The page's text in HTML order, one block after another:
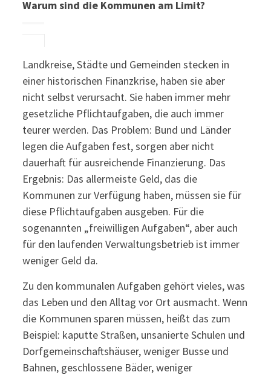
Warum sind die Kommunen am Limit?
Landkreise, Städte und Gemeinden stecken in
einer historischen Finanzkrise, haben sie aber
nicht selbst verursacht. Sie haben immer mehr
gesetzliche Pflichtaufgaben, die auch immer
teurer werden. Das Problem: Bund und Länder
legen die Aufgaben fest, sorgen aber nicht
dauerhaft für ausreichende Finanzierung. Das
Ergebnis: Das allermeiste Geld, das die
Kommunen zur Verfügung haben, müssen sie für
diese Pflichtaufgaben ausgeben. Für die
sogenannten „freiwilligen Aufgaben“, aber auch
für den laufenden Verwaltungsbetrieb ist immer
weniger Geld da.
Zu den kommunalen Aufgaben gehört vieles, was
das Leben und den Alltag vor Ort ausmacht. Wenn
die Kommunen sparen müssen, heißt das zum
Beispiel: kaputte Straßen, unsanierte Schulen und
Dorfgemeinschaftshäuser, weniger Busse und
Bahnen, geschlossene Bäder, weniger